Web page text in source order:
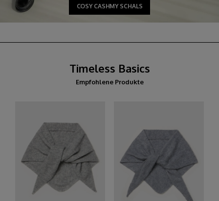
COSY CASHMY SCHALS
Timeless Basics
Empfohlene Produkte